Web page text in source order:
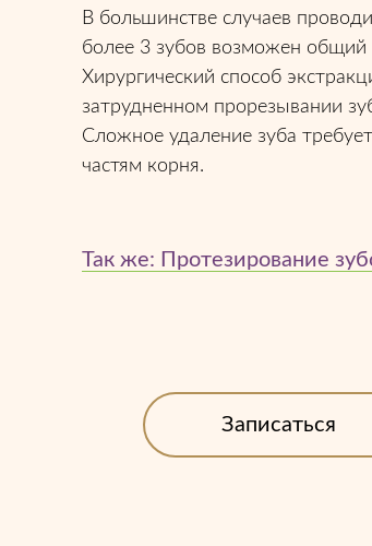
В большинстве случаев
более 3 зубов возможен общий
Хирургический способ
затрудненном прорезывании
Сложное удаление зуба
частям корня.
Так же: Протезирование
Записаться